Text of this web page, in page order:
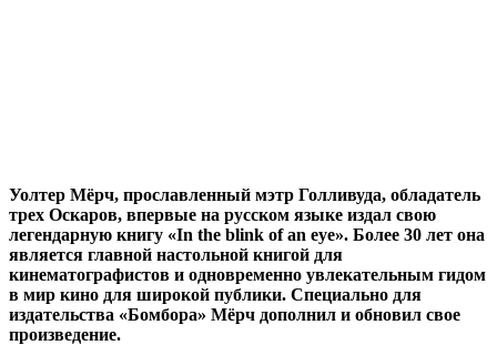
Уолтер Мёрч, прославленный мэтр Голливуда, обладатель
трех Оскаров, впервые на русском языке издал свою
легендарную книгу «In the blink of an eye». Более 30 лет она
является главной настольной книгой для
кинематографистов и одновременно увлекательным гидом
в мир кино для широкой публики. Специально для
издательства «Бомбора» Мёрч дополнил и обновил свое
произведение.